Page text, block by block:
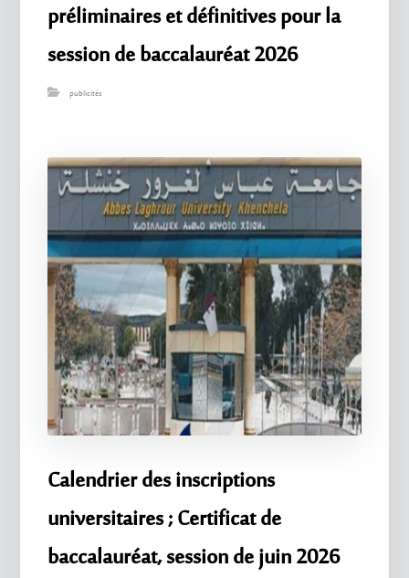
préliminaires et définitives pour la
session de baccalauréat 2026
publicités
Calendrier des inscriptions
universitaires ; Certificat de
baccalauréat, session de juin 2026